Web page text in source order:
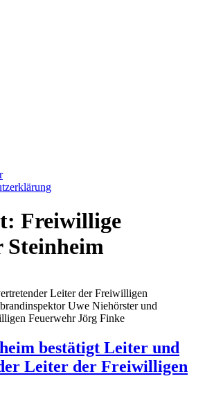
Freiwillige
Steinheim
Leiter der Freiwilligen
Uwe Niehörster und
Feuerwehr Jörg Finke
bestätigt Leiter und
Leiter der Freiwilligen